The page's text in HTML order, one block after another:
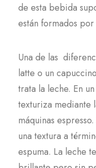
de esta bebida
están formados
Una de las
latte o un
trata la leche. En
texturiza mediante
máquinas
una textura a
espuma. La leche